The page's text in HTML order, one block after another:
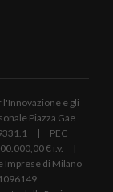
e gli
Piazza Gae
| PEC
€ i.v. |
Imprese di Milano